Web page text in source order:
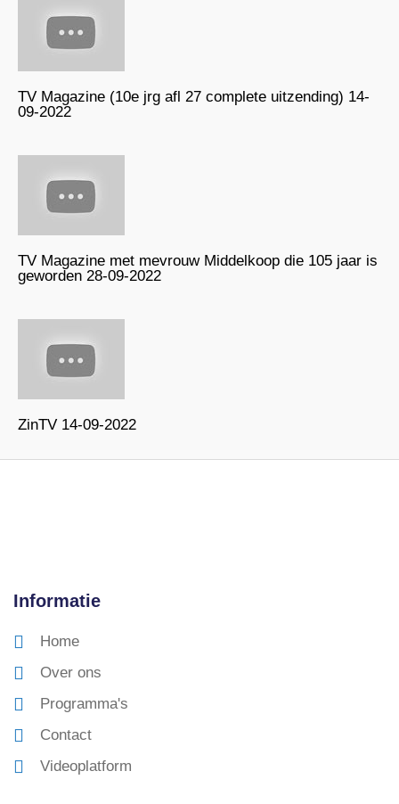
TV Magazine (10e jrg afl 27 complete uitzending) 14-
09-2022
TV Magazine met mevrouw Middelkoop die 105 jaar is
geworden 28-09-2022
ZinTV 14-09-2022
Informatie
Home
Over ons
Programma's
Contact
Videoplatform